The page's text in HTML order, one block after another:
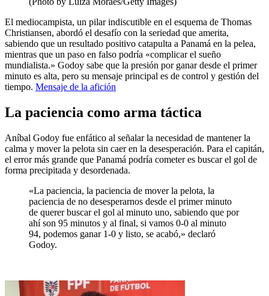
El mediocampista, un pilar indiscutible en el esquema de Thomas
Christiansen, abordó el desafío con la seriedad que amerita,
sabiendo que un resultado positivo catapulta a Panamá en la pelea,
mientras que un paso en falso podría «complicar el sueño
mundialista.» Godoy sabe que la presión por ganar desde el primer
minuto es alta, pero su mensaje principal es de control y gestión del
tiempo. Mensaje de la afición
La paciencia como arma táctica
Aníbal Godoy fue enfático al señalar la necesidad de mantener la
calma y mover la pelota sin caer en la desesperación. Para el capitán,
el error más grande que Panamá podría cometer es buscar el gol de
forma precipitada y desordenada.
«La paciencia, la paciencia de mover la pelota, la
paciencia de no desesperarnos desde el primer minuto
de querer buscar el gol al minuto uno, sabiendo que por
ahí son 95 minutos y al final, si vamos 0-0 al minuto
94, podemos ganar 1-0 y listo, se acabó,» declaró
Godoy.